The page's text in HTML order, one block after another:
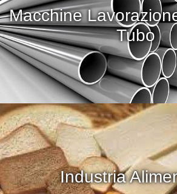
Macchine
Tubo
Industria